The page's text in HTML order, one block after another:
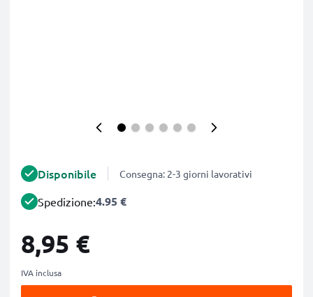
Disponibile Consegna: 2-3 giorni lavorativi
Spedizione:4.95 €
8,95 €
IVA inclusa